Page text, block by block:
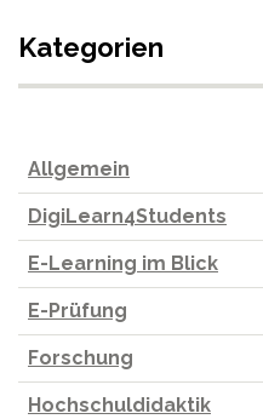
Kategorien
Allgemein
DigiLearn4Students
E-Learning im Blick
E-Prüfung
Forschung
Hochschuldidaktik